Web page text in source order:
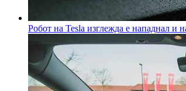
Робот на Tesla изглежда е нападнал и